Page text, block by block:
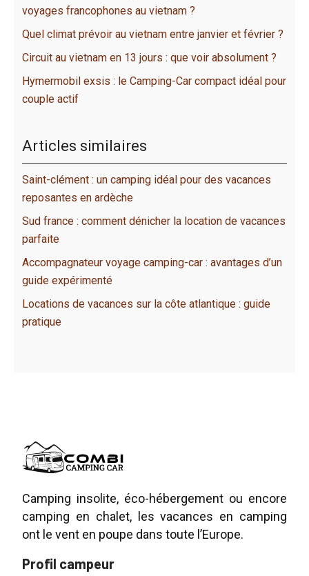
voyages francophones au vietnam ?
Quel climat prévoir au vietnam entre janvier et février ?
Circuit au vietnam en 13 jours : que voir absolument ?
Hymermobil exsis : le Camping-Car compact idéal pour
couple actif
Articles similaires
Saint-clément : un camping idéal pour des vacances
reposantes en ardèche
Sud france : comment dénicher la location de vacances
parfaite
Accompagnateur voyage camping-car : avantages d’un
guide expérimenté
Locations de vacances sur la côte atlantique : guide
pratique
Camping insolite, éco-hébergement ou encore
camping en chalet, les vacances en camping
ont le vent en poupe dans toute l’Europe.
Profil campeur